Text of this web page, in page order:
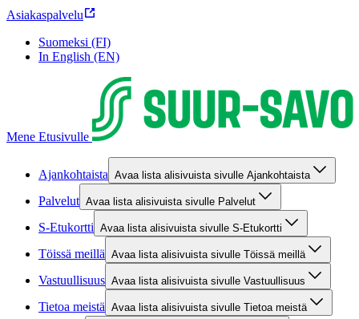
Asiakaspalvelu
Suomeksi (FI)
In English (EN)
Mene Etusivulle
Ajankohtaista Avaa lista alisivuista sivulle Ajankohtaista
Palvelut Avaa lista alisivuista sivulle Palvelut
S-Etukortti Avaa lista alisivuista sivulle S-Etukortti
Töissä meillä Avaa lista alisivuista sivulle Töissä meillä
Vastuullisuus Avaa lista alisivuista sivulle Vastuullisuus
Tietoa meistä Avaa lista alisivuista sivulle Tietoa meistä